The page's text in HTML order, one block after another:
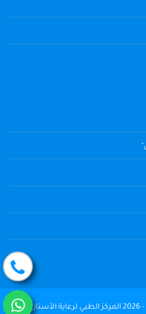
جميع الحقوق محفوظة © 2004 - 2026 المركز الطبي لرعاية الأسنان The